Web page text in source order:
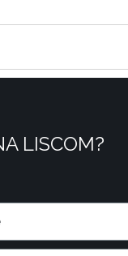
LISCOM?